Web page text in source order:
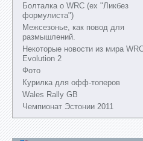
Болталка о WRC (ex "Ликбез
формулиста")
Межсезонье, как повод для
размышлений.
Некоторые новости из мира
Evolution 2
Фото
Курилка для офф-топеров
Wales Rally GB
Чемпионат Эстонии 2011